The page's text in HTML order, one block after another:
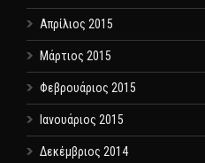
Απρίλιος 2015
Μάρτιος 2015
Φεβρουάριος 2015
Ιανουάριος 2015
Δεκέμβριος 2014